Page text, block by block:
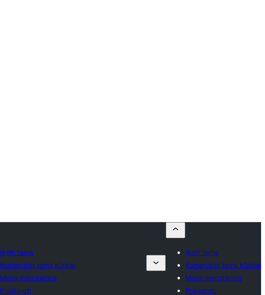
Įkelti temą
Komercinių temų kūrėjai
Mano mėgstamos
Prisijungti
Įkelti temą
Komercinių temų kūrėjai
Mano mėgstamos
Prisijungti